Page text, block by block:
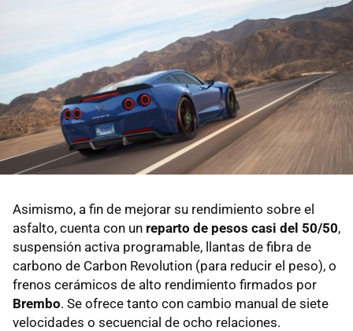
Asimismo, a fin de mejorar su rendimiento sobre el
asfalto, cuenta con un reparto de pesos casi del 50/50,
suspensión activa programable, llantas de fibra de
carbono de Carbon Revolution (para reducir el peso), o
frenos cerámicos de alto rendimiento firmados por
Brembo. Se ofrece tanto con cambio manual de siete
velocidades o secuencial de ocho relaciones.